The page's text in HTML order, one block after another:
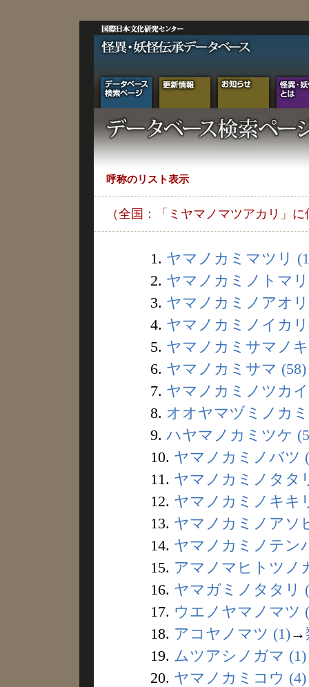
呼称のリスト表示
（全国：「ミヤマノマツアカリ」
1. ヤマノカミマツリ
2. ヤマノカミノトマ
3. ヤマノカミノアオ
4. ヤマノカミノイカ
5. ヤマノカミサマノ
6. ヤマノカミサマ (58)
7. ヤマノカミノツカ
8. オオヤマヅミノカ
9. ハヤマノカミツケ
10. ヤマノカミノバツ
11. ヤマノカミノタタ
12. ヤマノカミノキキ
13. ヤマノカミノアソ
14. ヤマノカミノテン
15. アマノマヒトツノ
16. ヤマガミノタタリ
17. ウエノヤマノマツ
18. アコヤノマツ (1)→
19. ムツアシノガマ (1)
20. ヤマノカミコウ (4)